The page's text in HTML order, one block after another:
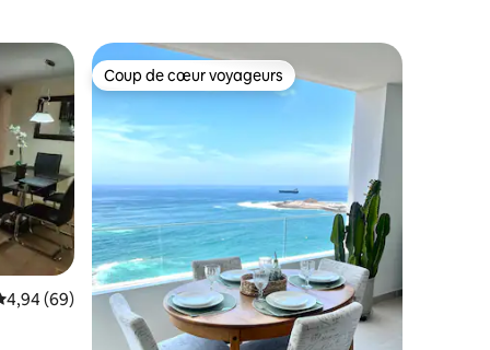
: 4,91 sur 5
appréciés
moyenne sur la base de 69 commentaires : 4,94 sur 5
4,94 (69)
Coup de cœur voyageurs
Coup de cœur voyageurs